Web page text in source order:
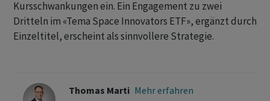
Kursschwankungen ein. Ein Engagement zu zwei
Dritteln im «Tema Space Innovators ETF», ergänzt durch
Einzeltitel, erscheint als sinnvollere Strategie.
Thomas Marti Mehr erfahren